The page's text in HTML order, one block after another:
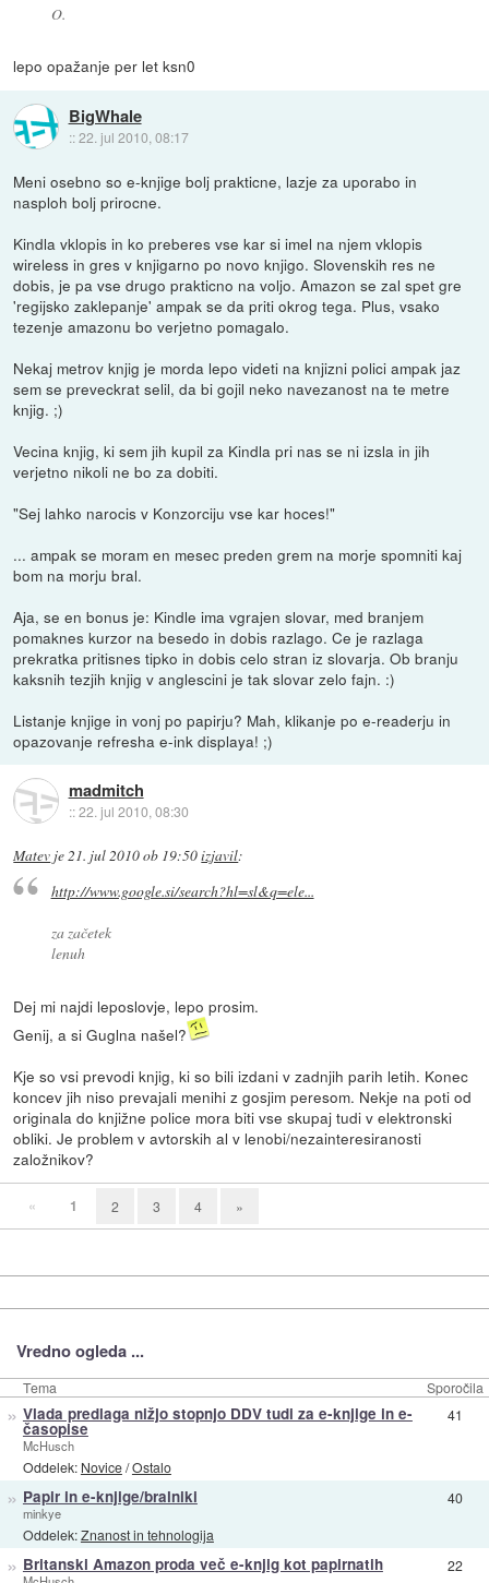
O.
lepo opažanje per let ksn0
BigWhale
::22. jul 2010, 08:17
Meni osebno so e-knjige bolj prakticne, lazje za uporabo in
nasploh bolj prirocne.
Kindla vklopis in ko preberes vse kar si imel na njem vklopis
wireless in gres v knjigarno po novo knjigo. Slovenskih res ne
dobis, je pa vse drugo prakticno na voljo. Amazon se zal spet gre
'regijsko zaklepanje' ampak se da priti okrog tega. Plus, vsako
tezenje amazonu bo verjetno pomagalo.
Nekaj metrov knjig je morda lepo videti na knjizni polici ampak jaz
sem se preveckrat selil, da bi gojil neko navezanost na te metre
knjig. ;)
Vecina knjig, ki sem jih kupil za Kindla pri nas se ni izsla in jih
verjetno nikoli ne bo za dobiti.
"Sej lahko narocis v Konzorciju vse kar hoces!"
... ampak se moram en mesec preden grem na morje spomniti kaj
bom na morju bral.
Aja, se en bonus je: Kindle ima vgrajen slovar, med branjem
pomaknes kurzor na besedo in dobis razlago. Ce je razlaga
prekratka pritisnes tipko in dobis celo stran iz slovarja. Ob branju
kaksnih tezjih knjig v anglescini je tak slovar zelo fajn. :)
Listanje knjige in vonj po papirju? Mah, klikanje po e-readerju in
opazovanje refresha e-ink displaya! ;)
madmitch
::22. jul 2010, 08:30
Matev je 21. jul 2010 ob 19:50izjavil:
http://www.google.si/search?hl=sl&q=ele...
za začetek
lenuh
Dej mi najdi leposlovje, lepo prosim.
Genij, a si Guglna našel?
Kje so vsi prevodi knjig, ki so bili izdani v zadnjih parih letih. Konec
koncev jih niso prevajali menihi z gosjim peresom. Nekje na poti od
originala do knjižne police mora biti vse skupaj tudi v elektronski
obliki. Je problem v avtorskih al v lenobi/nezainteresiranosti
založnikov?
« 1 2 3 4 »
Vredno ogleda ...
Tema Sporočila
» Vlada predlaga nižjo stopnjo DDV tudi za e-knjige in e-
časopise
McHusch
Oddelek: Novice/Ostalo
41
» Papir in e-knjige/bralniki
minkye
Oddelek:Znanost in tehnologija
40
» Britanski Amazon proda več e-knjig kot papirnatih 22